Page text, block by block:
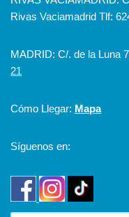
Rivas Vaciamadrid Tlf:
MADRID: C/. de la Luna
21
Cómo Llegar: Mapa
Síguenos en: